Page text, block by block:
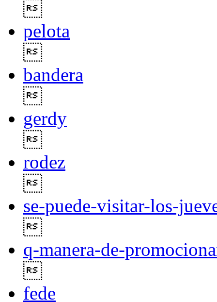
pelota
bandera
gerdy
rodez
se-puede-visitar-los-
q-manera-de-
fede